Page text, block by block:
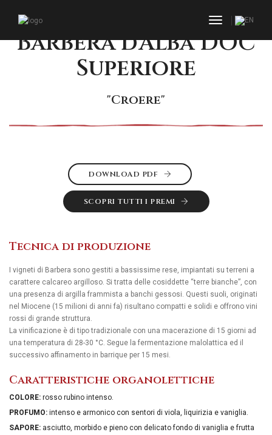
toggle
Barbera d’Alba DOC
Superiore
"Croere"
DOWNLOAD PDF
SCOPRI TUTTI I PREMI
Tecnica di produzione
I vigneti di Barbera sono gestiti a bassissime rese, impiantati su terreni a
carattere calcareo argilloso. Si tratta delle cosiddette “terre bianche”, con
una presenza di argilla frammista a banchi gessosi. Questi suoli, originati
nel Miocene (15 milioni di anni fa) risultano compatti e solidi e offrono vini
rossi di grande struttura.
La vinificazione è di tipo tradizionale con una macerazione di 15 giorni ad
una temperatura di 28-30 °C. Segue la fermentazione malolattica ed il
successivo affinamento in barrique per 15 mesi.
Caratteristiche organolettiche
COLORE: rosso rubino intenso.
PROFUMO: intenso e armonico con sentori di viola, liquirizia e vaniglia.
SAPORE: asciutto, morbido e pieno con delicato fondo di vaniglia e frutta